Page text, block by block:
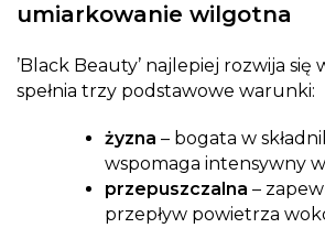
umiarkowanie wilgotna
’Black Beauty’ najlepiej rozwija się
spełnia trzy podstawowe warunki:
żyzna – bogata w
wspomaga intensywny
przepuszczalna –
przepływ powietrza